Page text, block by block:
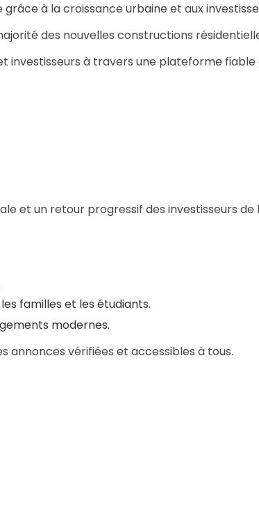
à la croissance urbaine et aux
des nouvelles constructions
investisseurs à travers une plateforme
et un retour progressif des investisseurs de
familles et les étudiants.
modernes.
vérifiées et accessibles à tous.